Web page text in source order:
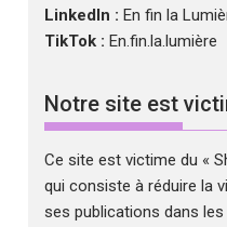
LinkedIn : En fin la
TikTok : En.fin.la.lumière
Notre site est
Ce site est victime du «
qui consiste à réduire la
ses publications dans